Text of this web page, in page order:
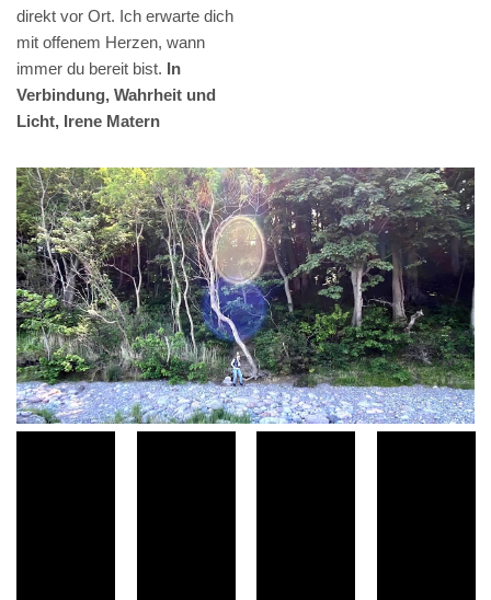
direkt vor Ort. Ich erwarte dich
mit offenem Herzen, wann
immer du bereit bist. In
Verbindung, Wahrheit und
Licht, Irene Matern